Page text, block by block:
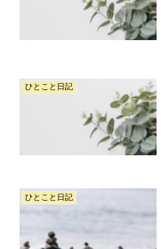
ひとこと日記
ひとこと日記